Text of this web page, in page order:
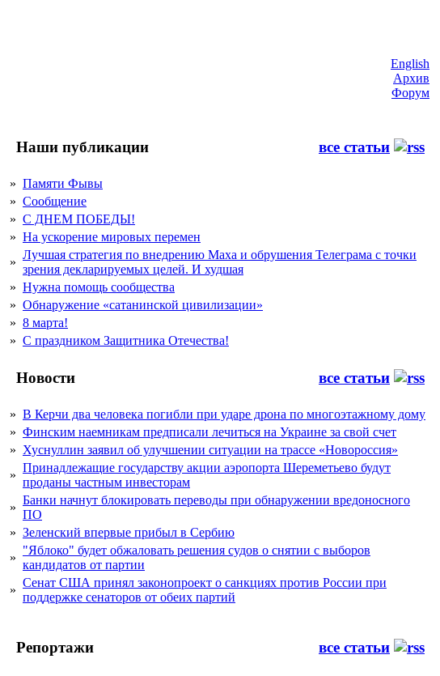
English
Архив
Форум
Наши публикации все статьи
» Памяти Фывы
» Сообщение
» С ДНЕМ ПОБЕДЫ!
» На ускорение мировых перемен
»
Лучшая стратегия по внедрению Маха и обрушения Телеграма с точки
зрения декларируемых целей. И худшая
» Нужна помощь сообщества
» Обнаружение «сатанинской цивилизации»
» 8 марта!
» С праздником Защитника Отечества!
Новости все статьи
» В Керчи два человека погибли при ударе дрона по многоэтажному дому
» Финским наемникам предписали лечиться на Украине за свой счет
» Хуснуллин заявил об улучшении ситуации на трассе «Новороссия»
»
Принадлежащие государству акции аэропорта Шереметьево будут
проданы частным инвесторам
»
Банки начнут блокировать переводы при обнаружении вредоносного
ПО
» Зеленский впервые прибыл в Сербию
»
"Яблоко" будет обжаловать решения судов о снятии с выборов
кандидатов от партии
»
Сенат США принял законопроект о санкциях против России при
поддержке сенаторов от обеих партий
Репортажи все статьи